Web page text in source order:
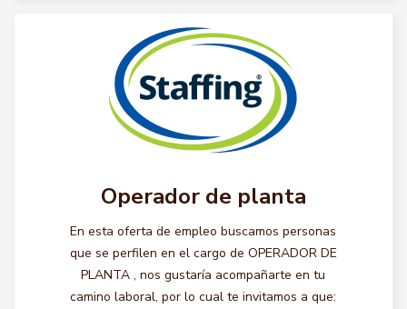
Operador de planta
En esta oferta de empleo buscamos personas
que se perfilen en el cargo de OPERADOR DE
PLANTA , nos gustaría acompañarte en tu
camino laboral, por lo cual te invitamos a que: